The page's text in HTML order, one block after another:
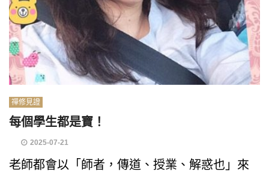
禪修見證
每個學生都是寶！
2025-07-21
老師都會以「師者，傳道、授業、解惑也」來